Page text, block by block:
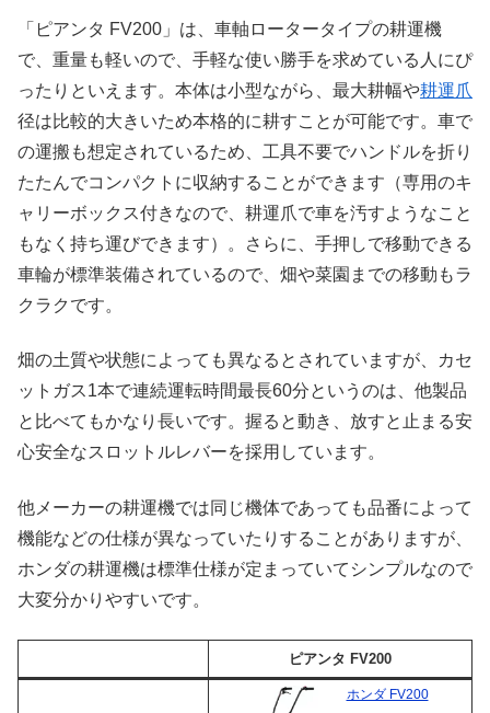
「ピアンタ FV200」は、車軸ロータータイプの耕運機
で、重量も軽いので、手軽な使い勝手を求めている人にぴ
ったりといえます。本体は小型ながら、最大耕幅や耕運爪
径は比較的大きいため本格的に耕すことが可能です。車で
の運搬も想定されているため、工具不要でハンドルを折り
たたんでコンパクトに収納することができます（専用のキ
ャリーボックス付きなので、耕運爪で車を汚すようなこと
もなく持ち運びできます）。さらに、手押しで移動できる
車輪が標準装備されているので、畑や菜園までの移動もラ
クラクです。
畑の土質や状態によっても異なるとされていますが、カセ
ットガス1本で連続運転時間最長60分というのは、他製品
と比べてもかなり長いです。握ると動き、放すと止まる安
心安全なスロットルレバーを採用しています。
他メーカーの耕運機では同じ機体であっても品番によって
機能などの仕様が異なっていたりすることがありますが、
ホンダの耕運機は標準仕様が定まっていてシンプルなので
大変分かりやすいです。
ピアンタ FV200
ホンダ FV200